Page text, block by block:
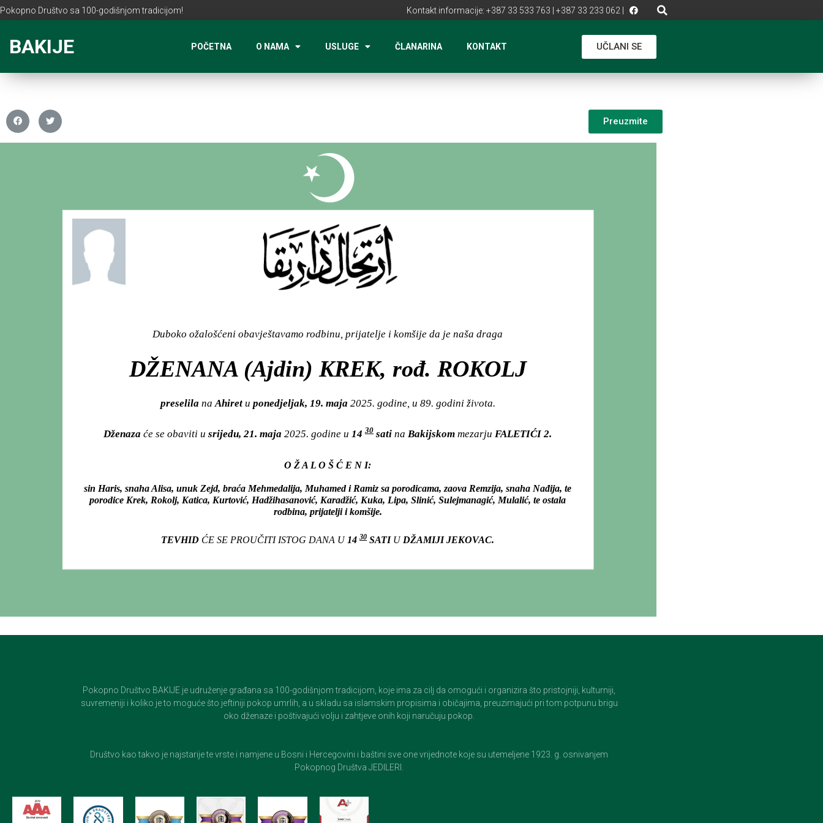
Pokopno Društvo sa 100-godišnjom tradicijom! Kontakt informacije: +387 33 533 763 | +387 33 233 062 |
BAKIJE POČETNA O NAMA USLUGE ČLANARINA KONTAKT UČLANI SE
Preuzmite
Duboko ožalošćeni obavještavamo rodbinu, prijatelje i komšije da je naša draga
DŽENANA (Ajdin) KREK, rođ. ROKOLJ
preselila na Ahiretu ponedjeljak, 19. maja 2025. godine, u 89. godini života.
Dženaza će se obaviti u srijedu, 21. maja 2025. godine u 14 30 sati na Bakijskom mezarju FALETIĆI 2.
O Ž A L O Š Ć E N I:
sin Haris, snaha Alisa, unuk Zejd, braća Mehmedalija, Muhamed i Ramiz sa porodicama, zaova Remzija, snaha Nađija, te
porodice Krek, Rokolj, Katica, Kurtović, Hadžihasanović, Karadžić, Kuka, Lipa, Slinić, Sulejmanagić, Mulalić, te ostala
rodbina, prijatelji i komšije.
TEVHID ĆE SE PROUČITI ISTOG DANA U 14 30 SATIU DŽAMIJI JEKOVAC.
Pokopno Društvo BAKIJE je udruženje građana sa 100-godišnjom tradicijom, koje ima za cilj da omogući i organizira što pristojniji, kulturniji,
suvremeniji i koliko je to moguće što jeftiniji pokop umrlih, a u skladu sa islamskim propisima i običajima, preuzimajući pri tom potpunu brigu
oko dženaze i poštivajući volju i zahtjeve onih koji naručuju pokop.
Društvo kao takvo je najstarije te vrste i namjene u Bosni i Hercegovini i baštini sve one vrijednote koje su utemeljene 1923. g. osnivanjem
Pokopnog Društva JEDILERI.